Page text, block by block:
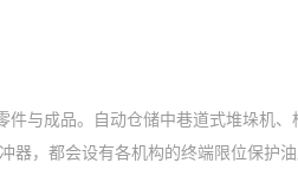
件与成品。自动仓储中巷道式堆垛机
，都会设有各机构的终端限位保护油